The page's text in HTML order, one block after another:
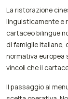
La ristorazione
linguisticamente e
cartaceo bilingue
di famiglie italiane,
normativa europea
vincoli che il
Il passaggio al